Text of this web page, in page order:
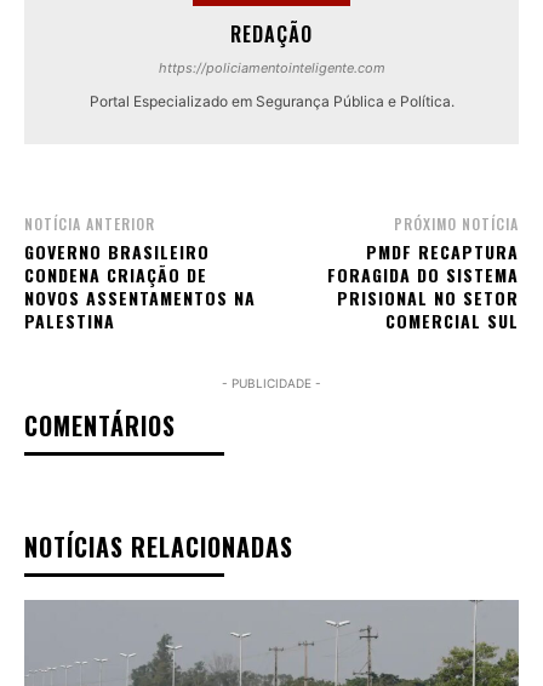
REDAÇÃO
https://policiamentointeligente.com
Portal Especializado em Segurança Pública e Política.
NOTÍCIA ANTERIOR
GOVERNO BRASILEIRO
CONDENA CRIAÇÃO DE
NOVOS ASSENTAMENTOS NA
PALESTINA
PRÓXIMO NOTÍCIA
PMDF RECAPTURA
FORAGIDA DO SISTEMA
PRISIONAL NO SETOR
COMERCIAL SUL
- PUBLICIDADE -
COMENTÁRIOS
NOTÍCIAS RELACIONADAS